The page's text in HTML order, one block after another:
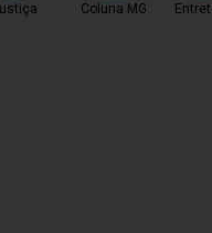
Coluna MG